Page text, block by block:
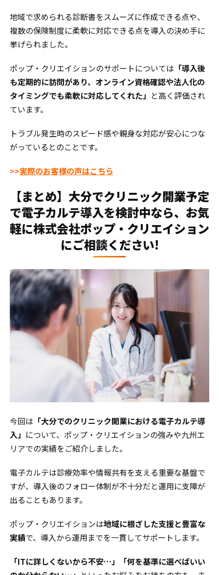
地域で求められる診断書をスムーズに作成できる点や、
複数の保険制度に柔軟に対応できる点を導入の決め手に
挙げられました。
ポップ・クリエイションのサポートについては 「導入後
も定期的に訪問があり、オンライン資格確認や法人化の
タイミングでも柔軟に対応してくれた」 と高く評価され
ています。
トラブル発生時のスピード感や親身な対応が安心につな
がっているとのことです。
>>実際のお客様の声はこちら
【まとめ】大分でクリニック開業予定
で電子カルテ導入を検討中なら、お気
軽に株式会社ポップ・クリエイション
にご相談ください!
今回は 「大分でのクリニック開業における電子カルテ導
入」 について、ポップ・クリエイションの強みや九州エ
リアでの実績をご紹介しました。
電子カルテは診療効率や情報共有を支える重要な基盤で
すが、導入後のフォロー体制が不十分だと運用に支障が
出ることもあります。
ポップ・クリエイションは地域に根ざした支援と豊富な
実績で、導入から運用までを一貫してサポートします。
「ITに詳しくないから不安…」「何を基準に選べばいい